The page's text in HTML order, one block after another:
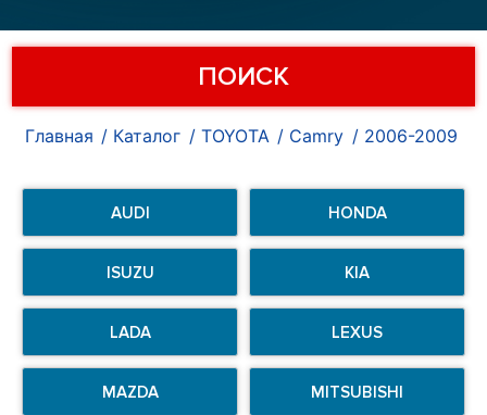
ПОИСК
Главная Каталог TOYOTA Camry 2006-2009
AUDI HONDA
ISUZU KIA
LADA LEXUS
MAZDA MITSUBISHI